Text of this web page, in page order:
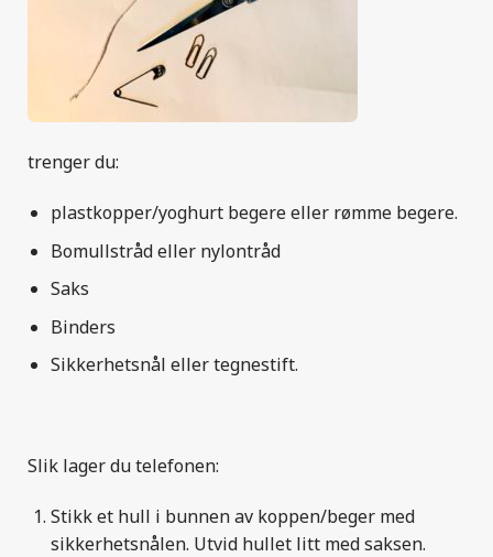
trenger du:
plastkopper/yoghurt begere eller rømme begere.
Bomullstråd eller nylontråd
Saks
Binders
Sikkerhetsnål eller tegnestift.
Slik lager du telefonen:
Stikk et hull i bunnen av koppen/beger med
sikkerhetsnålen. Utvid hullet litt med saksen.